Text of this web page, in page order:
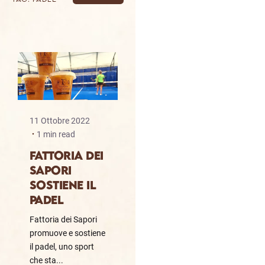
11 Ottobre 2022
1 min read
FATTORIA DEI
SAPORI
SOSTIENE IL
PADEL
Fattoria dei Sapori
promuove e sostiene
il padel, uno sport
che sta...